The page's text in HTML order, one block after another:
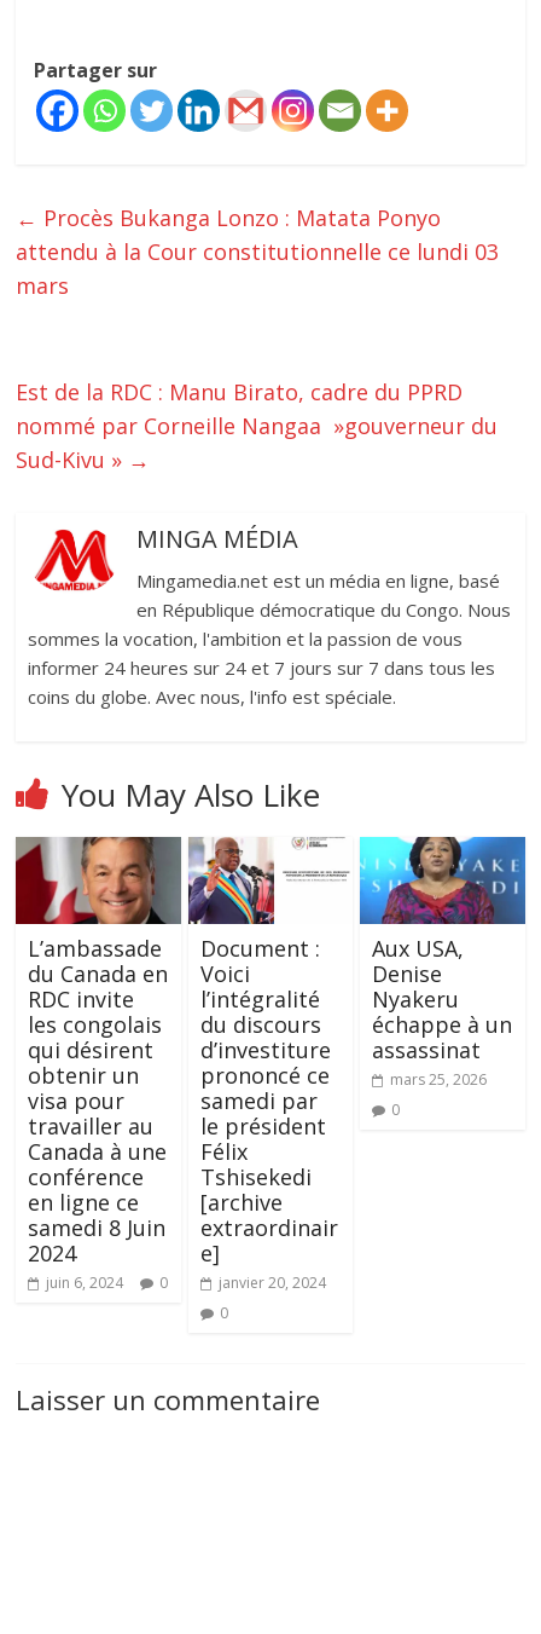
Partager sur
← Procès Bukanga Lonzo : Matata Ponyo
attendu à la Cour constitutionnelle ce lundi 03
mars
Est de la RDC : Manu Birato, cadre du PPRD
nommé par Corneille Nangaa »gouverneur du
Sud-Kivu » →
MINGA MÉDIA
Mingamedia.net est un média en ligne, basé
en République démocratique du Congo. Nous
sommes la vocation, l'ambition et la passion de vous
informer 24 heures sur 24 et 7 jours sur 7 dans tous les
coins du globe. Avec nous, l'info est spéciale.
You May Also Like
L’ambassade
du Canada en
RDC invite
les congolais
qui désirent
obtenir un
visa pour
travailler au
Canada à une
conférence
en ligne ce
samedi 8 Juin
2024
juin 6, 2024 0
Document :
Voici
l’intégralité
du discours
d’investiture
prononcé ce
samedi par
le président
Félix
Tshisekedi
[archive
extraordinair
e]
janvier 20, 2024
0
Aux USA,
Denise
Nyakeru
échappe à un
assassinat
mars 25, 2026
0
Laisser un commentaire